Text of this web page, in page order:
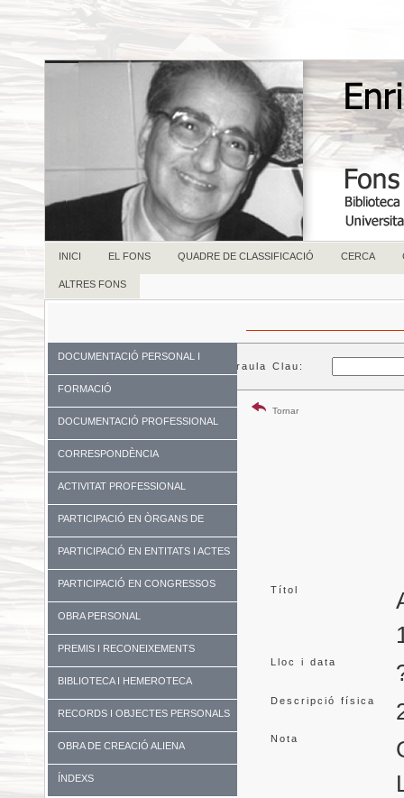
INICI EL FONS QUADRE DE CLASSIFICACIÓ CERCA
ALTRES FONS
DOCUMENTACIÓ PERSONAL I
FAMILIAR
FORMACIÓ
DOCUMENTACIÓ PROFESSIONAL
CORRESPONDÈNCIA
ACTIVITAT PROFESSIONAL
PARTICIPACIÓ EN ÒRGANS DE
GOVERN I UNIVERSITATS
PARTICIPACIÓ EN ENTITATS I ACTES
DIVERSOS
PARTICIPACIÓ EN CONGRESSOS
OBRA PERSONAL
PREMIS I RECONEIXEMENTS
BIBLIOTECA I HEMEROTECA
RECORDS I OBJECTES PERSONALS
OBRA DE CREACIÓ ALIENA
ÍNDEXS
Paraula Clau:
Tornar
Títol
Lloc i data
Descripció física
Nota